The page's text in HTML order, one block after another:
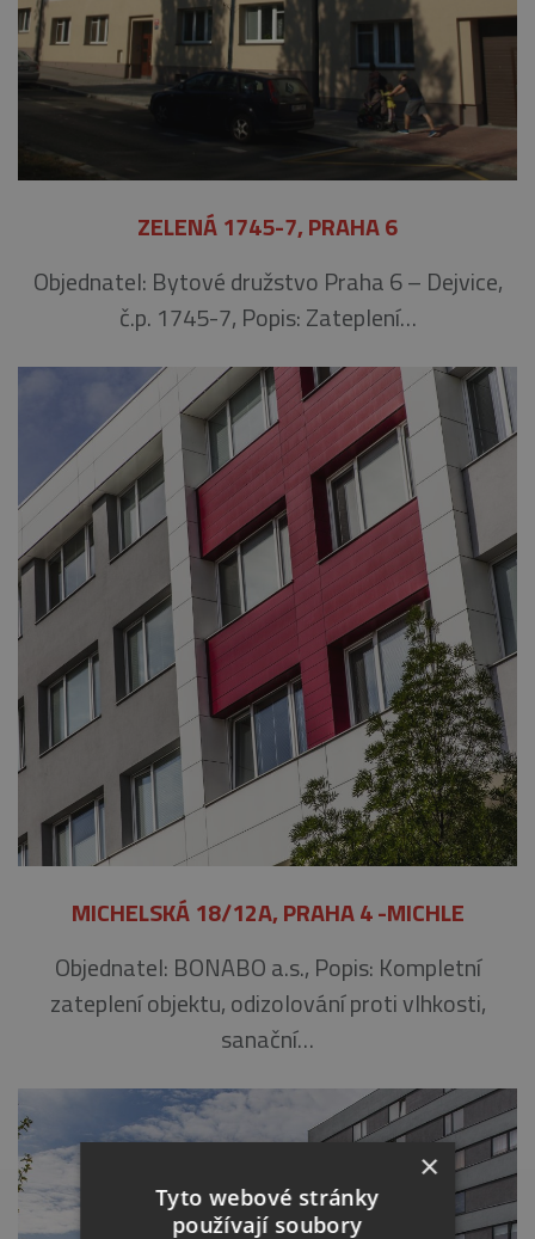
ZELENÁ 1745-7, PRAHA 6
Objednatel: Bytové družstvo Praha 6 – Dejvice,
č.p. 1745-7, Popis: Zateplení…
MICHELSKÁ 18/12A, PRAHA 4 -MICHLE
Objednatel: BONABO a.s., Popis: Kompletní
zateplení objektu, odizolování proti vlhkosti,
sanační…
×
Tyto webové stránky
používají soubory